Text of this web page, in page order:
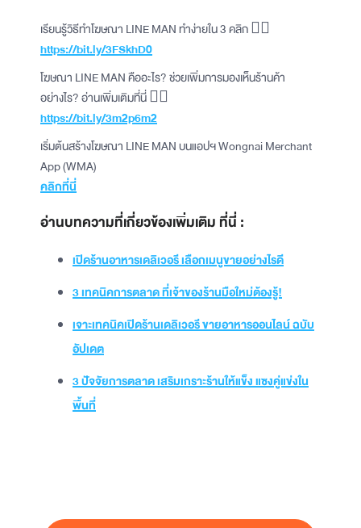
เรียนรู้วิธีทำโฆษณา LINE MAN ทำง่ายใน 3 คลิก 👉🏻
https://bit.ly/3FSkhD0
โฆษณา LINE MAN คืออะไร? ช่วยเพิ่มการมองเห็นร้านค้า
อย่างไร? อ่านเพิ่มเติมที่นี่ 👉🏻
https://bit.ly/3m2p6m2
เริ่มต้นสร้างโฆษณา LINE MAN บนแอปฯ Wongnai Merchant
App (WMA)
คลิกที่นี่
อ่านบทความที่เกี่ยวข้องเพิ่มเติม ที่นี่ :
เปิดร้านอาหารเดลิเวอรี เลือกเมนูขายอย่างไรดี
3 เทคนิคการตลาด ที่เจ้าของร้านมือใหม่ต้องรู้!
เจาะเทคนิคเปิดร้านเดลิเวอรี ขายอาหารออนไลน์ ฉบับ
อัปเดต
3 ปัจจัยการตลาด เสริมเกราะร้านให้แข็ง แซงคู่แข่งใน
พื้นที่